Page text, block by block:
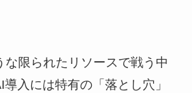
な限られたリソースで戦う中
入には特有の「落とし穴」